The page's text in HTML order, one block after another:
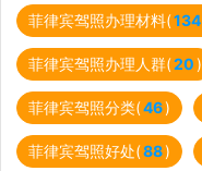
菲律宾驾照办理材料(134
菲律宾驾照办理人群(20)
菲律宾驾照分类(46)
菲律宾驾照好处(88)